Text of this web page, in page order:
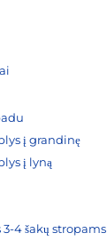
į grandinę
į lyną
4 šakų stropams